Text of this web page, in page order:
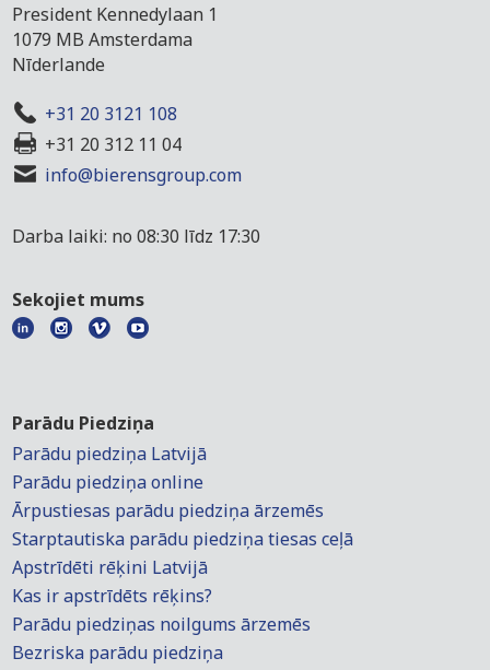
President Kennedylaan 1
1079 MB Amsterdama
Nīderlande
+31 20 3121 108
+31 20 312 11 04
info@bierensgroup.com
Darba laiki: no 08:30 līdz 17:30
Sekojiet mums
Parādu Piedziņa
Parādu piedziņa Latvijā
Parādu piedziņa online
Ārpustiesas parādu piedziņa ārzemēs
Starptautiska parādu piedziņa tiesas ceļā
Apstrīdēti rēķini Latvijā
Kas ir apstrīdēts rēķins?
Parādu piedziņas noilgums ārzemēs
Bezriska parādu piedziņa